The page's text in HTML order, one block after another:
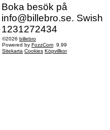
Boka besök på
info@billebro.se. Swish
1231272434
©2026 billebro
Powered by FozzCom 9.99
Sitekarta Cookies Köpvillkor